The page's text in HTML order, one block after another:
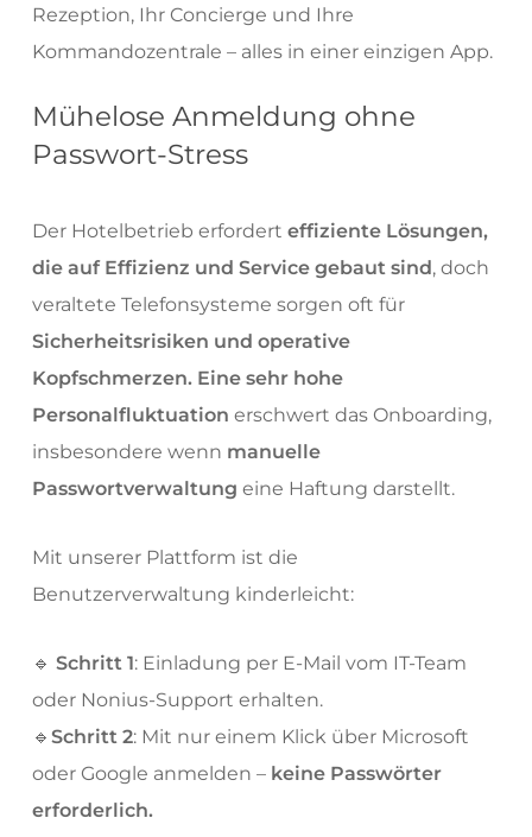
Rezeption, Ihr Concierge und Ihre
Kommandozentrale – alles in einer einzigen App.
Mühelose Anmeldung ohne
Passwort-Stress
Der Hotelbetrieb erfordert effiziente Lösungen,
die auf Effizienz und Service gebaut sind, doch
veraltete Telefonsysteme sorgen oft für
Sicherheitsrisiken und operative
Kopfschmerzen. Eine sehr hohe
Personalfluktuation erschwert das Onboarding,
insbesondere wenn manuelle
Passwortverwaltung eine Haftung darstellt.
Mit unserer Plattform ist die
Benutzerverwaltung kinderleicht:
🔹 Schritt 1: Einladung per E-Mail vom IT-Team
oder Nonius-Support erhalten.
🔹 Schritt 2: Mit nur einem Klick über Microsoft
oder Google anmelden – keine Passwörter
erforderlich.